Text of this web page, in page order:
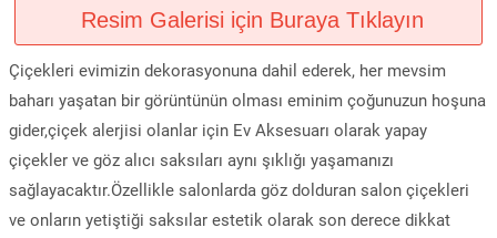
Resim Galerisi için Buraya Tıklayın
Çiçekleri evimizin dekorasyonuna dahil ederek, her mevsim
baharı yaşatan bir görüntünün olması eminim çoğunuzun hoşuna
gider,çiçek alerjisi olanlar için Ev Aksesuarı olarak yapay
çiçekler ve göz alıcı saksıları aynı şıklığı yaşamanızı
sağlayacaktır.Özellikle salonlarda göz dolduran salon çiçekleri
ve onların yetiştiği saksılar estetik olarak son derece dikkat